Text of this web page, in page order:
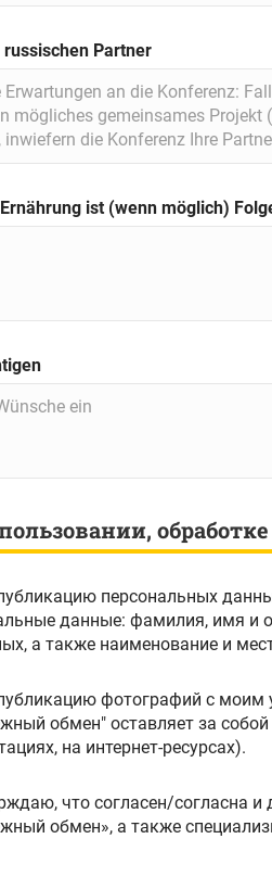
Partner
ist (wenn möglich)
персональных
электроная почта субъекта
а также наименование и
фотографий с
обмен" оставляет за
на интернет-ресурсах).
что согласен/согласна
обмен», а также